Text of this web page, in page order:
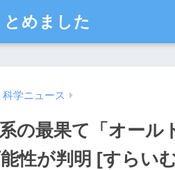
めました
科学ニュース
系の最果て「オー
性が判明 [すらい